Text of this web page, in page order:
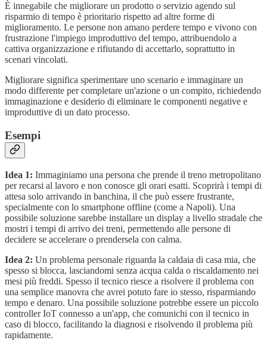
È innegabile che migliorare un prodotto o servizio agendo sul
risparmio di tempo è prioritario rispetto ad altre forme di
miglioramento. Le persone non amano perdere tempo e vivono con
frustrazione l'impiego improduttivo del tempo, attribuendolo a
cattiva organizzazione e rifiutando di accettarlo, soprattutto in
scenari vincolati.
Migliorare significa sperimentare uno scenario e immaginare un
modo differente per completare un'azione o un compito, richiedendo
immaginazione e desiderio di eliminare le componenti negative e
improduttive di un dato processo.
Esempi
Idea 1: Immaginiamo una persona che prende il treno metropolitano
per recarsi al lavoro e non conosce gli orari esatti. Scoprirà i tempi di
attesa solo arrivando in banchina, il che può essere frustrante,
specialmente con lo smartphone offline (come a Napoli). Una
possibile soluzione sarebbe installare un display a livello stradale che
mostri i tempi di arrivo dei treni, permettendo alle persone di
decidere se accelerare o prendersela con calma.
Idea 2: Un problema personale riguarda la caldaia di casa mia, che
spesso si blocca, lasciandomi senza acqua calda o riscaldamento nei
mesi più freddi. Spesso il tecnico riesce a risolvere il problema con
una semplice manovra che avrei potuto fare io stesso, risparmiando
tempo e denaro. Una possibile soluzione potrebbe essere un piccolo
controller IoT connesso a un'app, che comunichi con il tecnico in
caso di blocco, facilitando la diagnosi e risolvendo il problema più
rapidamente.